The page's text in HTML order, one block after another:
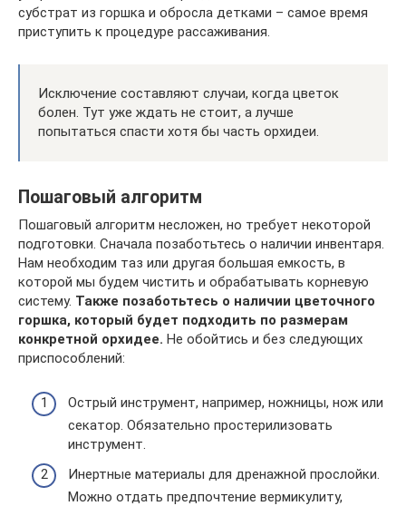
субстрат из горшка и обросла детками – самое время
приступить к процедуре рассаживания.
Исключение составляют случаи, когда цветок
болен. Тут уже ждать не стоит, а лучше
попытаться спасти хотя бы часть орхидеи.
Пошаговый алгоритм
Пошаговый алгоритм несложен, но требует некоторой
подготовки. Сначала позаботьтесь о наличии инвентаря.
Нам необходим таз или другая большая емкость, в
которой мы будем чистить и обрабатывать корневую
систему. Также позаботьтесь о наличии цветочного
горшка, который будет подходить по размерам
конкретной орхидее. Не обойтись и без следующих
приспособлений:
Острый инструмент, например, ножницы, нож или
секатор. Обязательно простерилизовать
инструмент.
Инертные материалы для дренажной прослойки.
Можно отдать предпочтение вермикулиту,